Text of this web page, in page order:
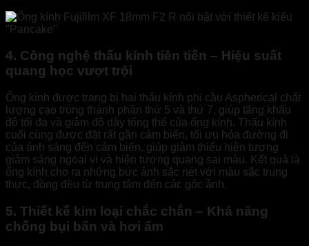
4. Công nghệ thấu kính tiên tiến – Hiệu suất
quang học vượt trội
Ống kính được trang bị hai thấu kính phi cầu Aspherical chất
lượng cao trong thành phần thứ 5 và thứ 7, giúp tăng khẩu
độ tối đa và giảm độ dày tổng thể của ống kính. Thấu kính
cuối cùng được đặt rất gần cảm biến, tối ưu hóa đường đi
của ánh sáng đến cảm biến, giúp giảm thiểu hiện tượng
giảm sáng ngoại vi và hiện tượng quang sai màu. Kết quả là
ống kính cho ra những bức ảnh sắc nét với màu sắc trung
thực, đồng đều từ trung tâm đến các góc ảnh.
5. Thiết kế kim loại chắc chắn – Khả năng
chống bụi bẩn và hơi ẩm